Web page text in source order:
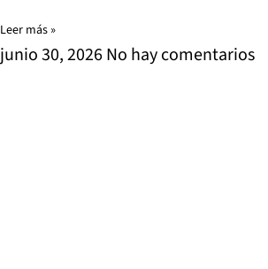
Leer más »
junio 30, 2026No hay comentarios